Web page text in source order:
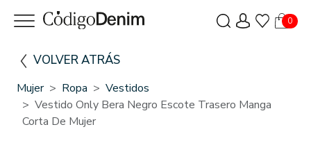
0
VOLVER ATRÁS
Mujer Ropa
Vestidos
Vestido Only Bera Negro Escote Trasero Manga
Corta De Mujer